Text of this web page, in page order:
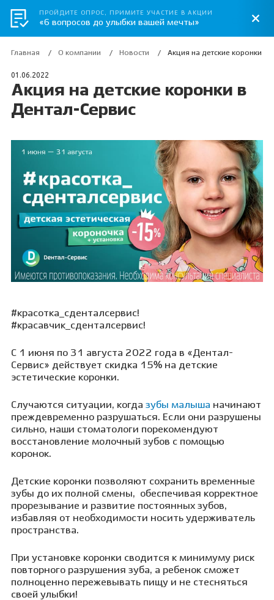
Главная О компании Новости Акция на детские коронки в
01.06.2022
Акция на детские коронки в
Дентал-Сервис
#красотка_сденталсервис!
#красавчик_сденталсервис!
С 1 июня по 31 августа 2022 года в «Дентал-
Сервис» действует скидка 15% на детские
эстетические коронки.
Случаются ситуации, когда зубы малыша начинают
преждевременно разрушаться. Если они разрушены
сильно, наши стоматологи порекомендуют
восстановление молочный зубов с помощью
коронок.
Детские коронки позволяют сохранить временные
зубы до их полной смены,
обеспечивая корректное
прорезывание и развитие постоянных зубов,
избавляя от необходимости носить удерживатель
пространства.
При установке коронки сводится к минимуму риск
повторного разрушения зуба, а ребенок сможет
полноценно пережевывать пищу и не стесняться
своей улыбки!
ПРОЙДИТЕ ОПРОС, ПРИМИТЕ УЧАСТИЕ В АКЦИИ
«6 вопросов до улыбки вашей мечты»